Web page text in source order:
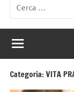
per:
Categoria:VITA